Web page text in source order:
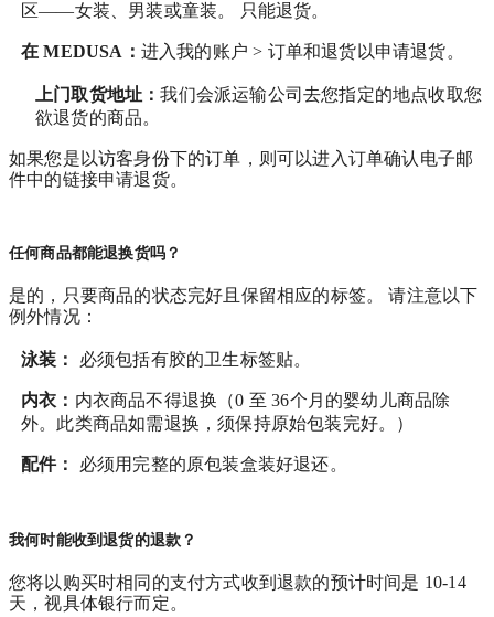
区——女装、男装或童装。 只能退货。
在MEDUSA ： 进入我的账户 > 订单和退货 以申请退货。
上门取货地址：我们会派运输公司去您指定的地点收取您
欲退货的商品。
如果您是以访客身份下的订单，则可以进入订单确认电子邮
件中的链接申请退货。
任何商品都能退换货吗？
是的，只要商品的状态完好且保留相应的标签。 请注意以下
例外情况：
泳装： 必须包括有胶的卫生标签贴。
内衣： 内衣商品不得退换（0 至 36个月的婴幼儿商品除
外。此类商品如需退换，须保持原始包装完好。）
配件： 必须用完整的原包装盒装好退还。
我何时能收到退货的退款？
您将以购买时相同的支付方式收到退款的预计时间是 10-14
天，视具体银行而定。